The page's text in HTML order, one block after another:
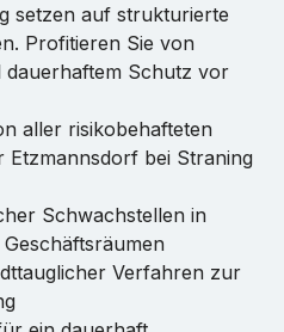
setzen auf strukturierte
Profitieren Sie von
Schutz vor
aller risikobehafteten
Etzmannsdorf bei Straning
Schwachstellen in
Verfahren zur